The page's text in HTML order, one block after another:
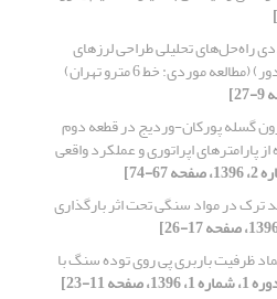
راه‌حل‌های تحلیلی طراحی لرزهای
موردی: خط 6 مترو تهران)
گسله پورکان-وردیج در قطعه دوم
پارامترهای اپراتوری و عملکرد واقعی
در مواد سنگی تحت اثر بارگذاری
ظرفیت باربری پی روی توده سنگ با
1، 1396، صفحه 11-23]